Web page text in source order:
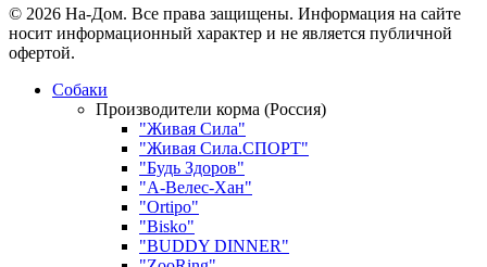
© 2026 На-Дом. Все права защищены. Информация на сайте
носит информационный характер и не является публичной
офертой.
Собаки
Производители корма (Россия)
"Живая Сила"
"Живая Сила.СПОРТ"
"Будь Здоров"
"А-Велес-Хан"
"Ortipo"
"Bisko"
"BUDDY DINNER"